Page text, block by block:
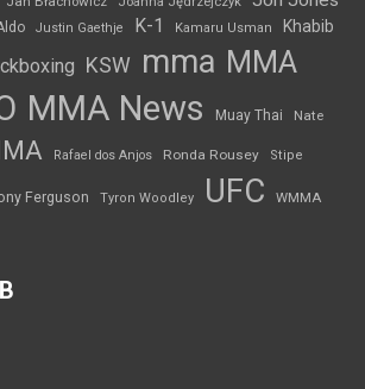
Justin Gaethje K-1 Kamaru Usman Khabib
KSW mma MMA
MMA News Muay Thai Nate
Rafael dos Anjos Ronda Rousey Stipe
Ferguson Tyron Woodley UFC WMMA